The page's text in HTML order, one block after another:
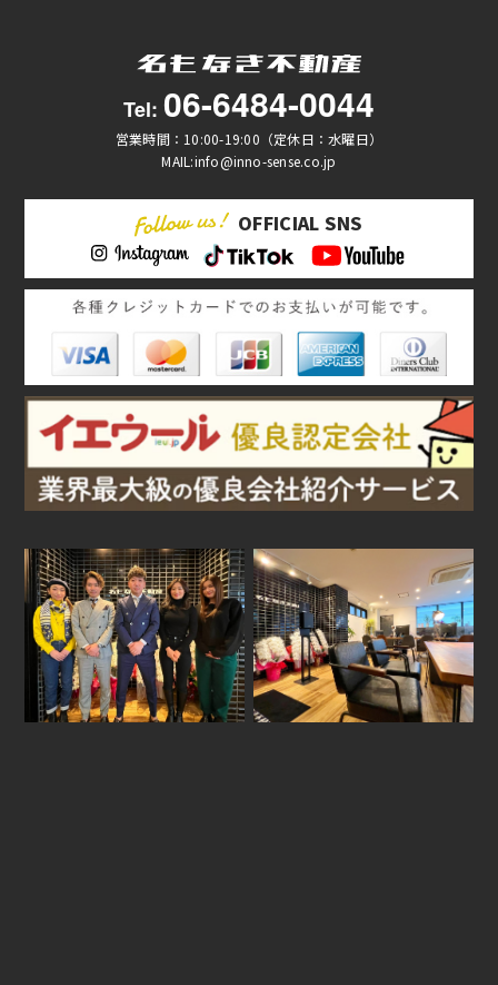
Tel: 06-6484-0044
営業時間：10:00-19:00（定休日：水曜日）
MAIL:info@inno-sense.co.jp
OFFICIAL SNS